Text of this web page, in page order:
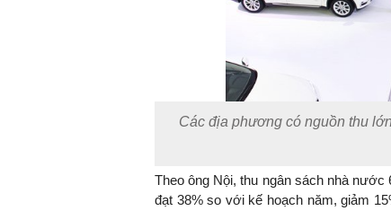
Các địa phương có nguồn thu
Theo ông Nội, thu ngân sách nhà nước
đạt 38% so với kế hoạch năm, giảm